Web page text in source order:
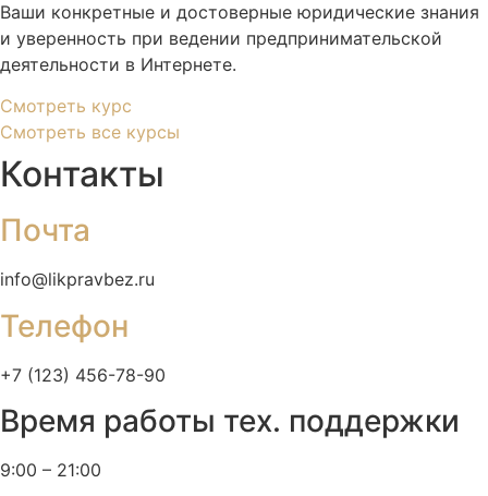
Ваши конкретные и достоверные юридические знания
и уверенность при ведении предпринимательской
деятельности в Интернете.
Смотреть курс
Смотреть все курсы
Контакты
Почта
info@likpravbez.ru
Телефон
+7 (123) 456-78-90
Время работы тех. поддержки
9:00 – 21:00